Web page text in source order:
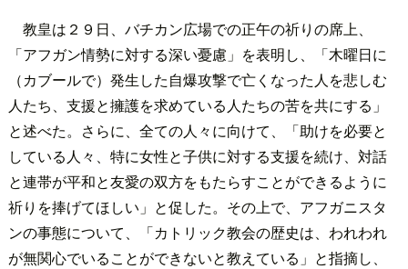
教皇は２９日、バチカン広場での正午の祈りの席上、
「アフガン情勢に対する深い憂慮」を表明し、「木曜日に
（カブールで）発生した自爆攻撃で亡くなった人を悲しむ
人たち、支援と擁護を求めている人たちの苦を共にする」
と述べた。さらに、全ての人々に向けて、「助けを必要と
している人々、特に女性と子供に対する支援を続け、対話
と連帯が平和と友愛の双方をもたらすことができるように
祈りを捧げてほしい」と促した。その上で、アフガニスタ
ンの事態について、「カトリック教会の歴史は、われわれ
が無関心でいることができないと教えている」と指摘し、